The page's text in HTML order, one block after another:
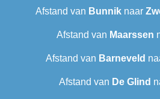
Afstand van Bunniknaar
Afstand van Maarssen
Afstand van Barneveld
Afstand van De Glind